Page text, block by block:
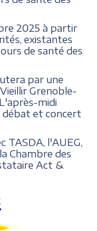
2025 à partir
existantes
de santé des
par une
Grenoble-
midi
débat et concert
TASDA, l'AUEG,
Chambre des
Act &